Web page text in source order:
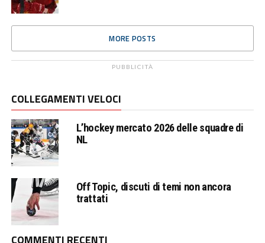
MORE POSTS
PUBBLICITÀ
COLLEGAMENTI VELOCI
L’hockey mercato 2026 delle squadre di
NL
Off Topic, discuti di temi non ancora
trattati
COMMENTI RECENTI